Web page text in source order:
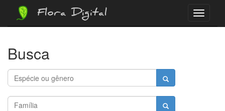
Menu
Flora Digital
Busca